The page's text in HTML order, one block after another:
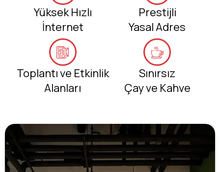
Yüksek Hızlı
İnternet
Prestijli
Yasal Adres
Toplantı ve Etkinlik
Alanları
Sınırsız
Çay ve Kahve